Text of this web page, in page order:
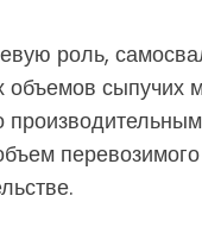
роль,
сыпучих